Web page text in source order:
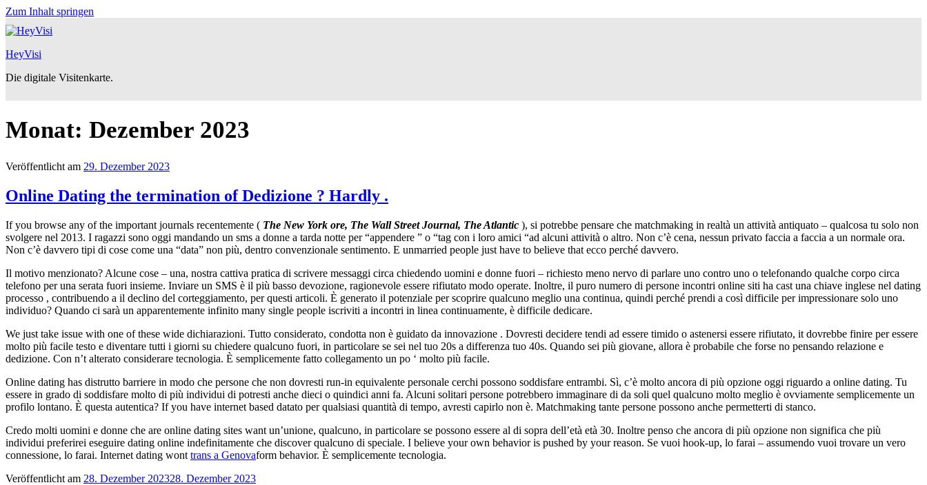
Zum Inhalt springen
HeyVisi
Die digitale Visitenkarte.
Monat: Dezember 2023
Veröffentlicht am 29. Dezember 2023
Online Dating the termination of Dedizione ? Hardly .
If you browse any of the important journals recentemente ( The New York ore, The Wall Street Journal, The Atlantic ), si potrebbe pensare che matchmaking in realtà un attività antiquato – qualcosa tu solo non
svolgere nel 2013. I ragazzi sono oggi mandando un sms a donne a tarda notte per “appendere ” o “tag con i loro amici “ad alcuni attività o altro. Non c’è cena, nessun privato faccia a faccia a un normale ora.
Non c’è davvero tipi di cose come una “data” non più, dentro convenzionale sentimento. E unmarried people just have to believe that ecco perché davvero.
Il motivo menzionato? Alcune cose – una, nostra cattiva pratica di scrivere messaggi circa chiedendo uomini e donne fuori – richiesto meno nervo di parlare uno contro uno o telefonando qualche corpo circa
telefono per una serata fuori insieme. Inviare un SMS è il più basso devozione, ragionevole essere rifiutato modo operate. Inoltre, il puro numero di persone incontri online siti ha cast una chiave inglese nel dating
processo , contribuendo a il declino del corteggiamento, per questi articoli. È generato il potenziale per scoprire qualcuno meglio una continua, quindi perché prendi a così difficile per impressionare solo uno
individuo? Quando ci sarà un apparentemente infinito many single people iscriviti a incontri in linea continuamente, è difficile dedicare.
We just take issue with one of these wide dichiarazioni. Tutto considerato, condotta non è guidato da innovazione . Dovresti decidere tendi ad essere timido o astenersi essere rifiutato, it dovrebbe finire per essere
molto più facile testo e diventare tutti i giorni su chiedere qualcuno fuori, in particolare se sei nel tuo 20s a differenza tuo 40s. Quando sei più giovane, allora è probabile che forse no pensando relazione e
dedizione. Con n’t alterato considerare tecnologia. È semplicemente fatto collegamento un po ‘ molto più facile.
Online dating has distrutto barriere in modo che persone che non dovresti run-in equivalente personale cerchi possono soddisfare entrambi. Sì, c’è molto ancora di più opzione oggi riguardo a online dating. Tu
essere in grado di soddisfare molto di più individui di potresti anche dieci o quindici anni fa. Alcuni solitari persone potrebbero immaginare di da soli quel qualcuno molto meglio è ovviamente semplicemente un
profilo lontano. È questa autentica? If you have internet based datato per qualsiasi quantità di tempo, avresti capirlo non è. Matchmaking tante persone possono anche permetterti di stanco.
Credo molti uomini e donne che are online dating sites want un’unione, qualcuno, in particolare se possono essere al di sopra dell’età età 30. Inoltre penso che ancora di più opzione non significa che più
individui preferirei eseguire dating online indefinitamente che discover qualcuno di speciale. I believe your own behavior is pushed by your reason. Se vuoi hook-up, lo farai – assumendo vuoi trovare un vero
connessione, lo farai. Internet dating wont trans a Genovaform behavior. È semplicemente tecnologia.
Veröffentlicht am 28. Dezember 202328. Dezember 2023